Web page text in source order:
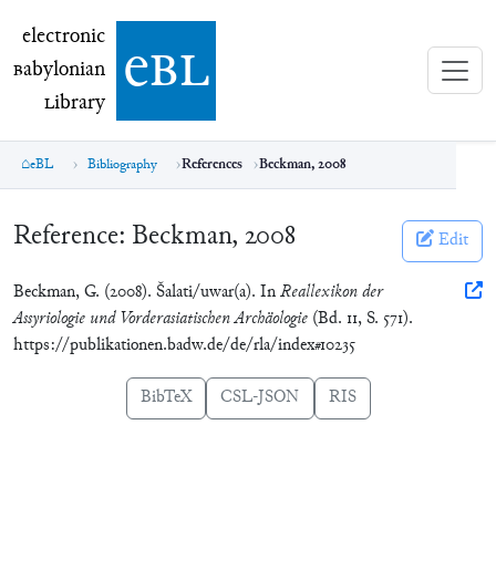
electronic Babylonian Library (eBL)
electronic
Babylonian
Library ebl
eBL Bibliography References Beckman, 2008
Reference: Beckman, 2008 Edit
Beckman, G. (2008). Šalati/uwar(a). InReallexikon der
Assyriologie und Vorderasiatischen Archäologie (Bd. 11, S. 571).
https://publikationen.badw.de/de/rla/index#10235
BibTeX CSL-JSON RIS